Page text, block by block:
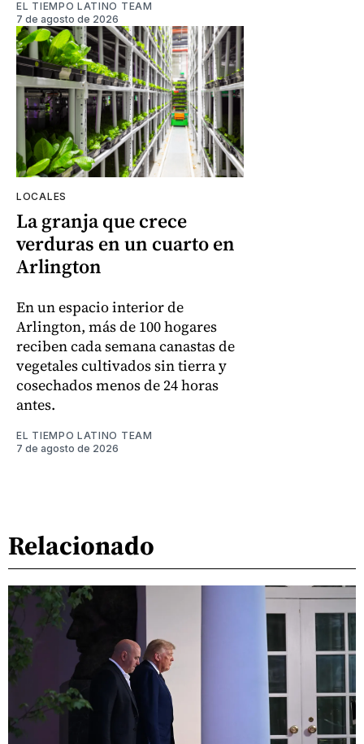
EL TIEMPO LATINO TEAM
7 de agosto de 2026
LOCALES
La granja que crece
verduras en un cuarto en
Arlington
En un espacio interior de
Arlington, más de 100 hogares
reciben cada semana canastas de
vegetales cultivados sin tierra y
cosechados menos de 24 horas
antes.
EL TIEMPO LATINO TEAM
7 de agosto de 2026
Relacionado